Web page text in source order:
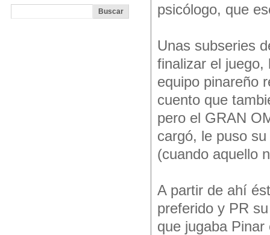
psicólogo, que
Unas subseries
finalizar el juego,
equipo pinareño
cuento que
pero el GRAN
cargó, le puso
(cuando aquello
A partir de ahí
preferido y PR
que jugaba